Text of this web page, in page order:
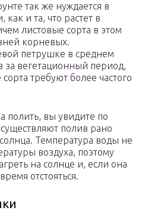
так же нуждается в
и та, что растет в
листовые сорта в этом
корневых.
петрушке в среднем
за вегетационный период,
требуют более частого
полить, вы увидите по
полив рано
Температура воды не
воздуха, поэтому
на солнце и, если она
отстояться.